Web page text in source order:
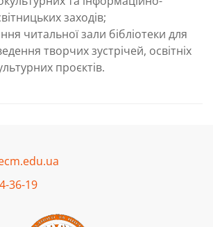
заходів;
читальної зали бібліотеки для
творчих зустрічей, освітніх
проєктів.
36-19